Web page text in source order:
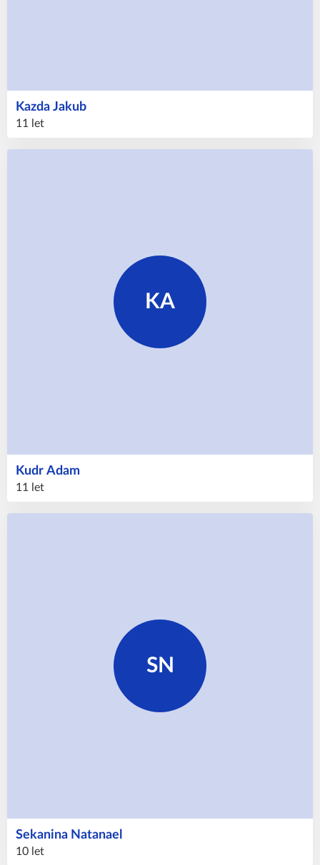
Jakub
Kazda
11 let
KA
Adam
Kudr
11 let
SN
Natanael
Sekanina
10 let